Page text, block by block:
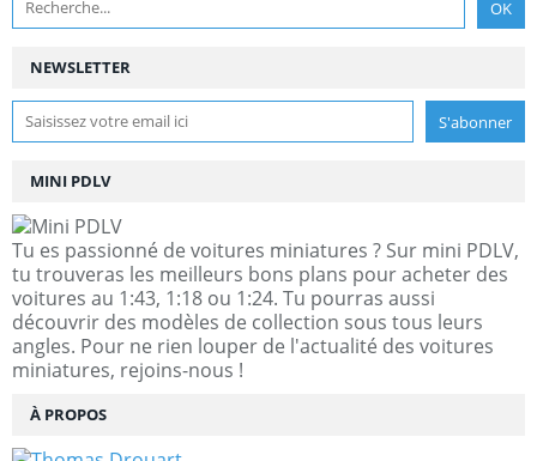
NEWSLETTER
MINI PDLV
Tu es passionné de voitures miniatures ? Sur mini PDLV,
tu trouveras les meilleurs bons plans pour acheter des
voitures au 1:43, 1:18 ou 1:24. Tu pourras aussi
découvrir des modèles de collection sous tous leurs
angles. Pour ne rien louper de l'actualité des voitures
miniatures, rejoins-nous !
À PROPOS